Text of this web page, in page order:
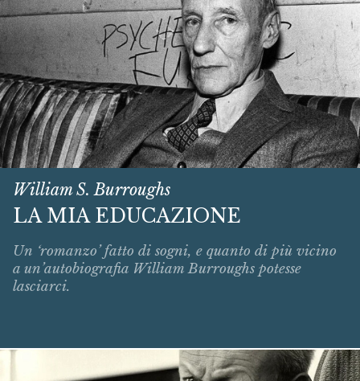
William S. Burroughs
LA MIA EDUCAZIONE
Un ‘romanzo’ fatto di sogni, e quanto di più vicino
a un’autobiografia William Burroughs potesse
lasciarci.